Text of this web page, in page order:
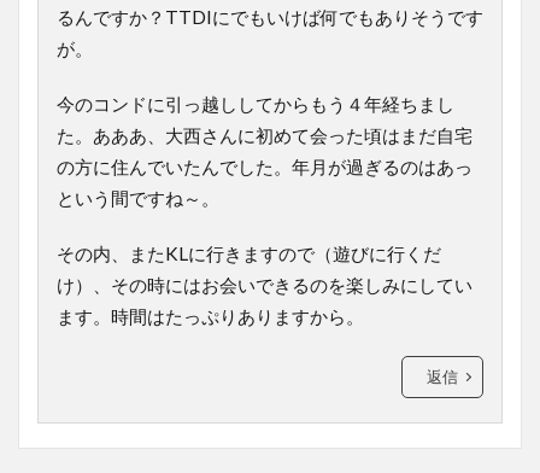
るんですか？TTDIにでもいけば何でもありそうです
が。
今のコンドに引っ越ししてからもう４年経ちまし
た。あああ、大西さんに初めて会った頃はまだ自宅
の方に住んでいたんでした。年月が過ぎるのはあっ
という間ですね～。
その内、またKLに行きますので（遊びに行くだ
け）、その時にはお会いできるのを楽しみにしてい
ます。時間はたっぷりありますから。
返信